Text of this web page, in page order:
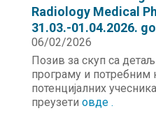
Radiology Medical
31.03.-01.04.2026.
06/02/2026
Позив за скуп са
програму и потребним
потенцијалних
преузети овде .